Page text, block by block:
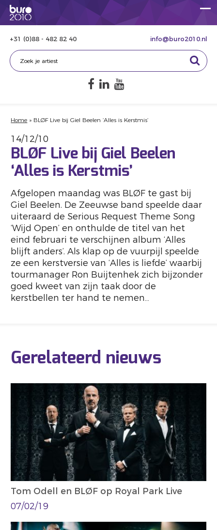
+31 (0)88 - 482 82 40 info@buro2010.nl
Home » BLØF Live bij Giel Beelen ‘Alles is Kerstmis’
14/12/10
BLØF Live bij Giel Beelen
‘Alles is Kerstmis’
Afgelopen maandag was BLØF te gast bij
Giel Beelen. De Zeeuwse band speelde daar
uiteraard de Serious Request Theme Song
‘Wijd Open’ en onthulde de titel van het
eind februari te verschijnen album ‘Alles
blijft anders’. Als klap op de vuurpijl speelde
ze een kerstversie van ‘Alles is liefde’ waarbij
tourmanager Ron Buijtenhek zich bijzonder
goed kweet van zijn taak door de
kerstbellen ter hand te nemen…
Gerelateerd nieuws
Tom Odell en BLØF op Royal Park Live
07/02/19